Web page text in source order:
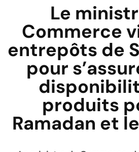
Le
Commerce
entrepôts de
pour
produits
Ramadan et